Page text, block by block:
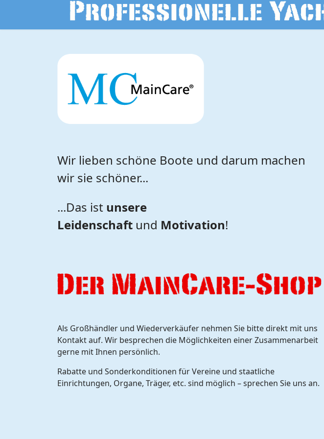
Wir lieben schöne Boote und darum machen
wir sie schöner...
...Das ist unsere
Leidenschaft und Motivation!
Als Großhändler und Wiederverkäufer nehmen Sie bitte direkt mit uns
Kontakt auf. Wir besprechen die Möglichkeiten einer Zusammenarbeit
gerne mit Ihnen persönlich.
Rabatte und Sonderkonditionen für Vereine und staatliche
Einrichtungen, Organe, Träger, etc. sind möglich – sprechen Sie uns an.